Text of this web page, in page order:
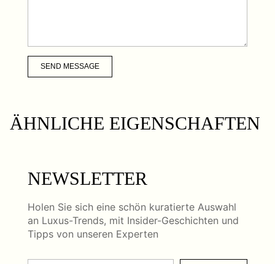
SEND MESSAGE
ÄHNLICHE EIGENSCHAFTEN
NEWSLETTER
Holen Sie sich eine schön kuratierte Auswahl
an Luxus-Trends, mit Insider-Geschichten und
Tipps von unseren Experten